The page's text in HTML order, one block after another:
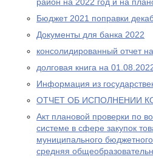
Бюджет 2021 поправки
Документы для банка 2022
консолидированный отчет
долговая книга на
Информация из
ОТЧЕТ ОБ ИСПОЛНЕНИИ
Акт плановой проверки по
системе в сфере закупок
муниципального
средняя